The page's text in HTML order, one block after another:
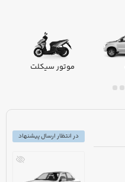
موتور سیکلت
در انتظار ارسال پیشنهاد